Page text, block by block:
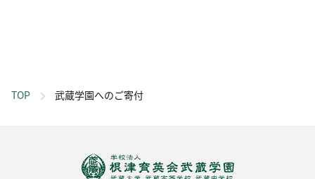
TOP 武蔵学園へのご寄付